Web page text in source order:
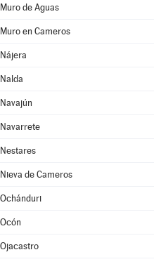
Muro de Aguas
Muro en Cameros
Nájera
Nalda
Navajún
Navarrete
Nestares
Nieva de Cameros
Ochánduri
Ocón
Ojacastro